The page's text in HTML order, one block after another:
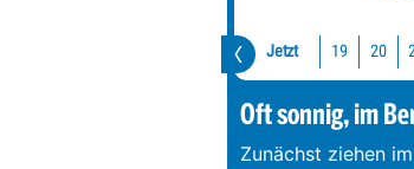
Jetzt 19 20
Oft sonnig, im
Zunächst ziehen